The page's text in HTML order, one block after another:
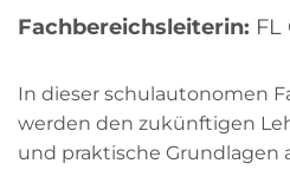
Fachbereichsleiterin:
In dieser schulautonomen
werden den zukünftigen
und praktische Grundlagen